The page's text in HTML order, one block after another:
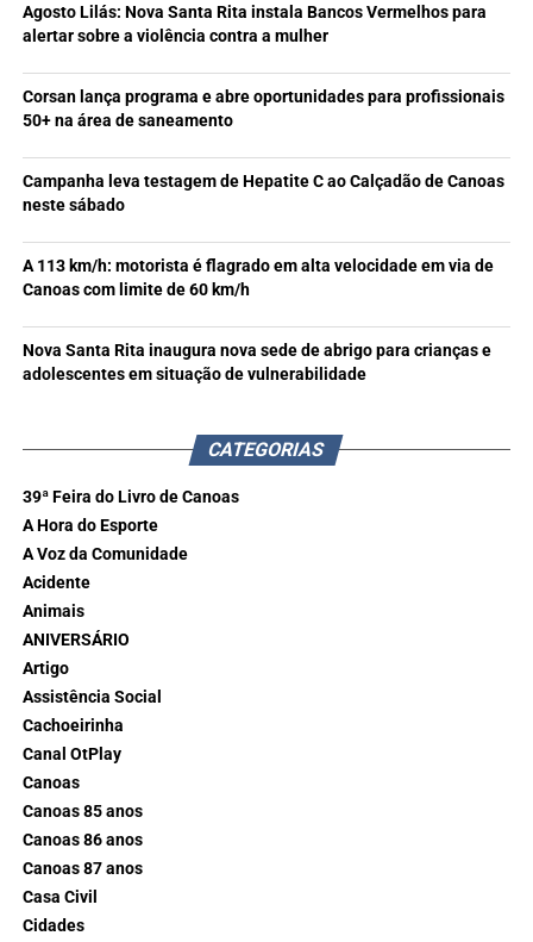
Agosto Lilás: Nova Santa Rita instala Bancos Vermelhos para
alertar sobre a violência contra a mulher
Corsan lança programa e abre oportunidades para profissionais
50+ na área de saneamento
Campanha leva testagem de Hepatite C ao Calçadão de Canoas
neste sábado
A 113 km/h: motorista é flagrado em alta velocidade em via de
Canoas com limite de 60 km/h
Nova Santa Rita inaugura nova sede de abrigo para crianças e
adolescentes em situação de vulnerabilidade
CATEGORIAS
39ª Feira do Livro de Canoas
A Hora do Esporte
A Voz da Comunidade
Acidente
Animais
ANIVERSÁRIO
Artigo
Assistência Social
Cachoeirinha
Canal OtPlay
Canoas
Canoas 85 anos
Canoas 86 anos
Canoas 87 anos
Casa Civil
Cidades